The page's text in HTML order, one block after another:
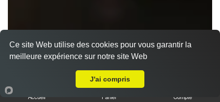
Accueil Panier Compte
Ce site Web utilise des cookies pour vous garantir la
meilleure expérience sur notre site Web
J'ai compris